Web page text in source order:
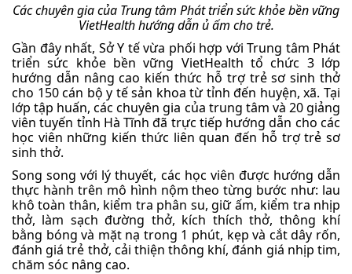
Các chuyên gia của Trung tâm Phát triển sức khỏe bền vững
VietHealth hướng dẫn ủ ấm cho trẻ.
Gần đây nhất, Sở Y tế vừa phối hợp với Trung tâm Phát
triển sức khỏe bền vững VietHealth tổ chức 3 lớp
hướng dẫn nâng cao kiến thức hỗ trợ trẻ sơ sinh thở
cho 150 cán bộ y tế sản khoa từ tỉnh đến huyện, xã. Tại
lớp tập huấn, các chuyên gia của trung tâm và 20 giảng
viên tuyến tỉnh Hà Tĩnh đã trực tiếp hướng dẫn cho các
học viên những kiến thức liên quan đến hỗ trợ trẻ sơ
sinh thở.
Song song với lý thuyết, các học viên được hướng dẫn
thực hành trên mô hình nộm theo từng bước như: lau
khô toàn thân, kiểm tra phân su, giữ ấm, kiểm tra nhịp
thở, làm sạch đường thở, kích thích thở, thông khí
bằng bóng và mặt nạ trong 1 phút, kẹp và cắt dây rốn,
đánh giá trẻ thở, cải thiện thông khí, đánh giá nhịp tim,
chăm sóc nâng cao.